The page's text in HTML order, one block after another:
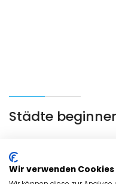
Städte
Wir verwenden Cookies